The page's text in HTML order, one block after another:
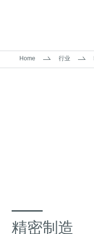
Home 行业
精密制造